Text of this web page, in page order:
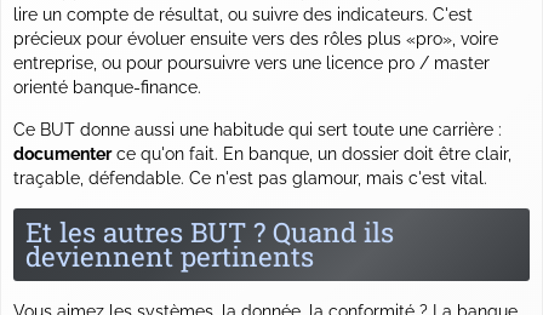
lire un compte de résultat, ou suivre des indicateurs. C'est
précieux pour évoluer ensuite vers des rôles plus «pro», voire
entreprise, ou pour poursuivre vers une licence pro / master
orienté banque-finance.
Ce BUT donne aussi une habitude qui sert toute une carrière :
documenterce qu'on fait. En banque, un dossier doit être clair,
traçable, défendable. Ce n'est pas glamour, mais c'est vital.
Et les autres BUT ? Quand ils
deviennent pertinents